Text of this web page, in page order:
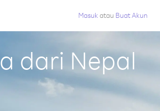
Masuk atau Buat Akun
dari Nepal